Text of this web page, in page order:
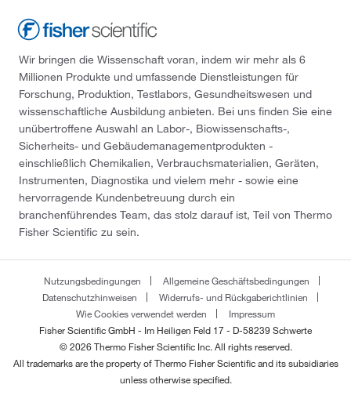
Wir bringen die Wissenschaft voran, indem wir mehr als 6
Millionen Produkte und umfassende Dienstleistungen für
Forschung, Produktion, Testlabors, Gesundheitswesen und
wissenschaftliche Ausbildung anbieten. Bei uns finden Sie eine
unübertroffene Auswahl an Labor-, Biowissenschafts-,
Sicherheits- und Gebäudemanagementprodukten -
einschließlich Chemikalien, Verbrauchsmaterialien, Geräten,
Instrumenten, Diagnostika und vielem mehr - sowie eine
hervorragende Kundenbetreuung durch ein
branchenführendes Team, das stolz darauf ist, Teil von Thermo
Fisher Scientific zu sein.
Nutzungsbedingungen
Allgemeine Geschäftsbedingungen
Datenschutzhinweisen
Widerrufs- und Rückgaberichtlinien
Wie Cookies verwendet werden
Impressum
Fisher Scientific GmbH - Im Heiligen Feld 17 - D-58239 Schwerte
© 2026 Thermo Fisher Scientific Inc. All rights reserved.
All trademarks are the property of Thermo Fisher Scientific and its subsidiaries
unless otherwise specified.